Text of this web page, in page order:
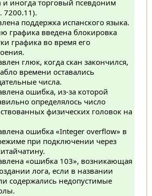
и иногда торговый псевдоним
7200.11).
поддержка испанского языка.
графика введена блокировка
графика во время его
глюк, когда скан закончился,
времени оставались
числа.
ошибка, из-за которой
определялось число
физических головок на
ошибка «Integer overflow» в
при подключении через
«ошибка 103», возникающая
лога, если в названии
содержались недопустимые